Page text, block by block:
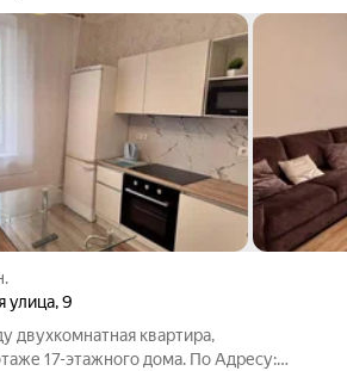
улица,9
двухкомнатная квартира,
17-этажного дома. По Адресу: